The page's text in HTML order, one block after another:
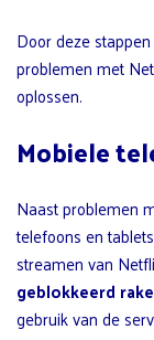
Door deze
problemen met
oplossen.
Mobiele
Naast problemen
telefoons en
streamen van
geblokkeerd
gebruik van de